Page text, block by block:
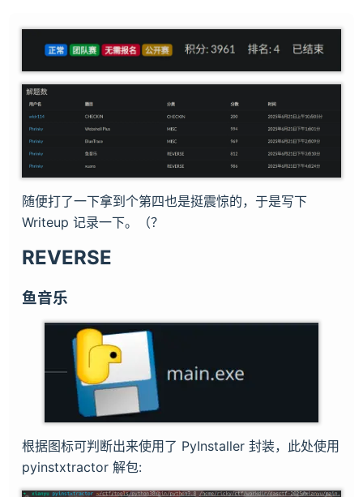
随便打了一下拿到个第四也是挺震惊的，于是写下
Writeup 记录一下。（？
REVERSE
鱼音乐
根据图标可判断出来使用了 PyInstaller 封装，此处使用
pyinstxtractor 解包: